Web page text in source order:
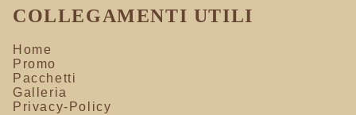
COLLEGAMENTI UTILI
Home
Promo
Pacchetti
Galleria
Privacy-Policy